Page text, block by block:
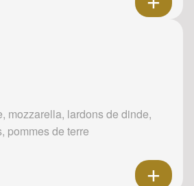
mozzarella, lardons de dinde,
pommes de terre